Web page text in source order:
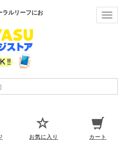
ラルリーフにお
お気に入り カート